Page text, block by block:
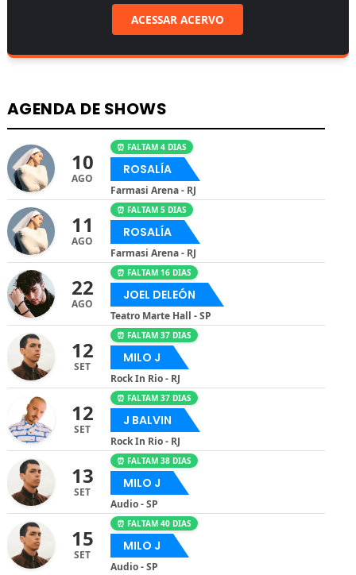
ACESSAR ACERVO
AGENDA DE SHOWS
10
AGO
⏰ FALTAM 4 DIAS
ROSALÍA
Farmasi Arena - RJ
11
AGO
⏰ FALTAM 5 DIAS
ROSALÍA
Farmasi Arena - RJ
22
AGO
⏰ FALTAM 16 DIAS
JOEL DELEÓN
Teatro Marte Hall - SP
12
SET
⏰ FALTAM 37 DIAS
MILO J
Rock In Rio - RJ
12
SET
⏰ FALTAM 37 DIAS
J BALVIN
Rock In Rio - RJ
13
SET
⏰ FALTAM 38 DIAS
MILO J
Audio - SP
15
SET
⏰ FALTAM 40 DIAS
MILO J
Audio - SP